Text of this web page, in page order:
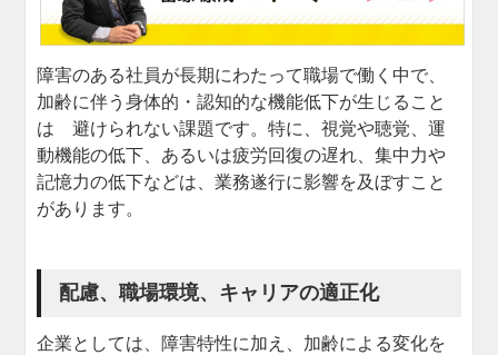
障害のある社員が長期にわたって職場で働く中で、
加齢に伴う身体的・認知的な機能低下が生じること
は 避けられない課題です。特に、視覚や聴覚、運
動機能の低下、あるいは疲労回復の遅れ、集中力や
記憶力の低下などは、業務遂行に影響を及ぼすこと
があります。
配慮、職場環境、キャリアの適正化
企業としては、障害特性に加え、加齢による変化を